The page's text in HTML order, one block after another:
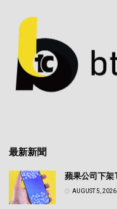
最新新聞
蘋果公司下
AUGUST 5, 2026